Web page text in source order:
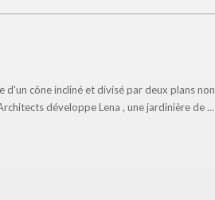
d'un cône incliné et divisé par deux plans non
développe Lena , une jardinière de ...